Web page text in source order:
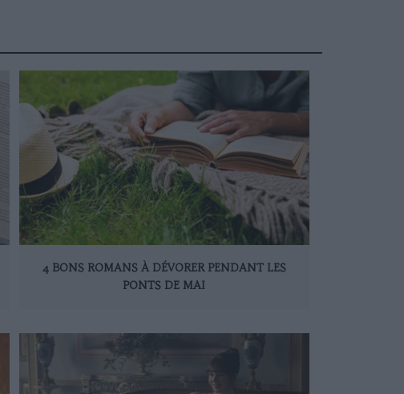
4 BONS ROMANS À DÉVORER PENDANT LES
PONTS DE MAI